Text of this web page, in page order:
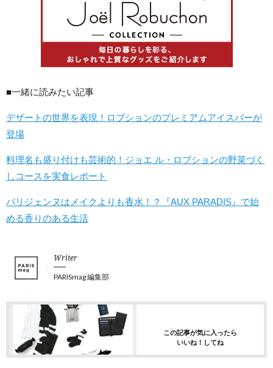
■一緒に読みたい記事
デザートの世界を表現！ロブションのプレミアムアイスバーが
登場
料理名も盛り付けも芸術的！ジョエ ル・ロブションの野菜づく
しコースを実食レポート
パリジェンヌはメイクよりも香水！？『AUX PARADIS』で始
める香りのある生活
Writer
PARISmag 編集部
この記事が気に入ったら
いいね！してね